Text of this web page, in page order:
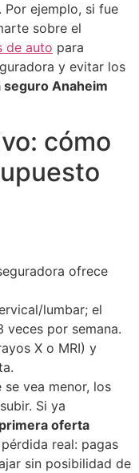
ejemplo, si fue
sobre el
de auto para
y evitar los
Anaheim
cómo
ofrece
lumbar; el
veces por semana.
X o MRI) y
vea menor, los
Si ya
oferta
real: pagas
sin posibilidad de